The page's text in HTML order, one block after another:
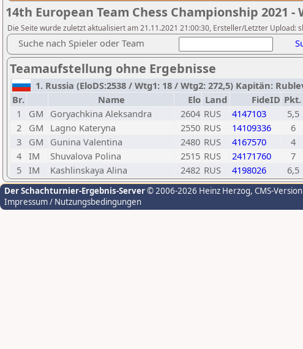
14th European Team Chess Championship 2021 -
Die Seite wurde zuletzt aktualisiert am 21.11.2021 21:00:30, Ersteller/Letzter Upload:
Suche nach Spieler oder Team
Teamaufstellung ohne Ergebnisse
1. Russia (EloDS:2538 / Wtg1: 18 / Wtg2: 272,5) Kapitän:
Br.
Name Elo Land FideID Pkt.
1
GM Goryachkina Aleksandra 2604 RUS 4147103 5,5
2
GM Lagno Kateryna 2550 RUS 14109336 6
3
GM Gunina Valentina 2480 RUS 4167570 4
4
IM Shuvalova Polina 2515 RUS 24171760 7
5
IM Kashlinskaya Alina 2482 RUS 4198026 6,5
Der Schachturnier-Ergebnis-Server© 2006-2026 Heinz Herzog, CMS-
Impressum / Nutzungsbedingungen